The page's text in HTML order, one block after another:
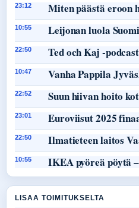
23:12 Miten päästä eroon
10:55 Leijonan luola
22:50 Ted och Kaj -
10:47 Vanha Pappila
22:52 Suun hiivan hoito
23:01 Euroviisut 2025
22:50 Ilmatieteen laitos
10:55 IKEA pyöreä pöytä
LISAA TOIMITUKSELTA